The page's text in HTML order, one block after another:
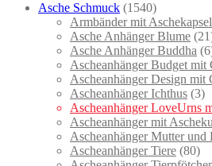
Asche Schmuck (1540)
Armbänder mit Aschekapsel
Asche Anhänger Blume
Asche Anhänger Buddha
Ascheanhänger Budget mit
Ascheanhänger Design mit
Ascheanhänger Ichthus (3)
Ascheanhänger LoveUrns
Ascheanhänger mit
Ascheanhänger Mutter und
Ascheanhänger Tiere (80)